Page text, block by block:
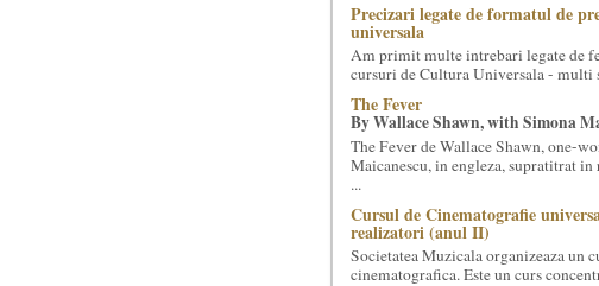
Precizari legate de formatul de
universala
Am primit multe intrebari legate de
cursuri de Cultura Universala - multi
The Fever
By Wallace Shawn, with Simona
The Fever de Wallace Shawn, one-
Maicanescu, in engleza, supratitrat
...
Cursul de Cinematografie
realizatori (anul II)
Societatea Muzicala organizeaza un
cinematografica. Este un curs